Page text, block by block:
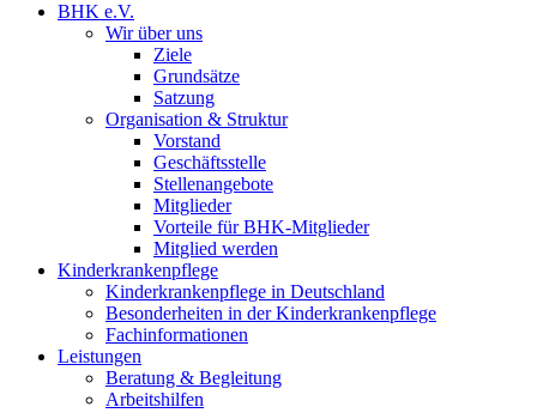
BHK e.V.
Wir über uns
Ziele
Grundsätze
Satzung
Organisation & Struktur
Vorstand
Geschäftsstelle
Stellenangebote
Mitglieder
Vorteile für BHK-Mitglieder
Mitglied werden
Kinderkrankenpflege
Kinderkrankenpflege in Deutschland
Besonderheiten in der Kinderkrankenpflege
Fachinformationen
Leistungen
Beratung & Begleitung
Arbeitshilfen